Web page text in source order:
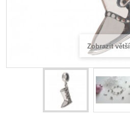
Zobrazit větší